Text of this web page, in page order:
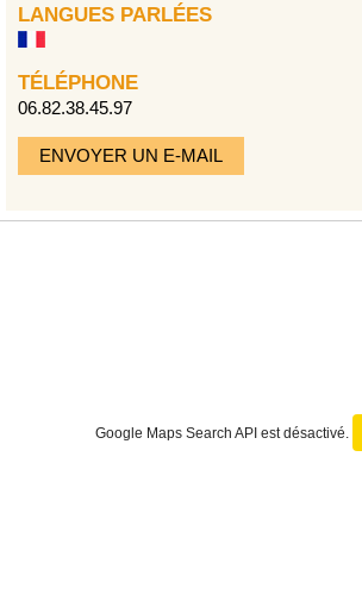
LANGUES PARLÉES
TÉLÉPHONE
06.82.38.45.97
ENVOYER UN E-MAIL
Google Maps Search API est désactivé.